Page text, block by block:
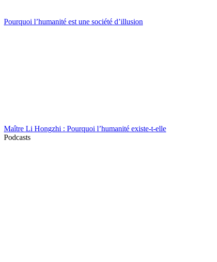
Pourquoi l’humanité est une société d’illusion
Maître Li Hongzhi : Pourquoi l’humanité existe-t-elle
Podcasts